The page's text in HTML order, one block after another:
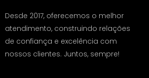
Desde 2017, oferecemos o melhor
atendimento, construindo relações
de confiança e excelência com
nossos clientes. Juntos, sempre!